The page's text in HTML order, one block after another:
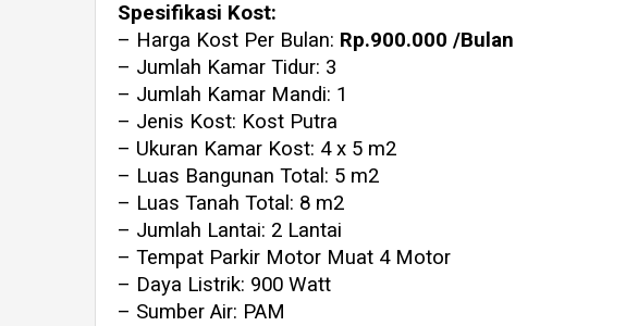
Spesifikasi Kost:
– Harga Kost Per Bulan: Rp.900.000 /Bulan
– Jumlah Kamar Tidur: 3
– Jumlah Kamar Mandi: 1
– Jenis Kost: Kost Putra
– Ukuran Kamar Kost: 4 x 5 m2
– Luas Bangunan Total: 5 m2
– Luas Tanah Total: 8 m2
– Jumlah Lantai: 2 Lantai
– Tempat Parkir Motor Muat 4 Motor
– Daya Listrik: 900 Watt
– Sumber Air: PAM